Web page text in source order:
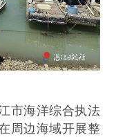
市海洋综合执法
周边海域开展整